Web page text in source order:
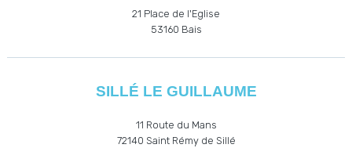
21 Place de l'Eglise
53160 Bais
SILLÉ LE GUILLAUME
11 Route du Mans
72140 Saint Rémy de Sillé